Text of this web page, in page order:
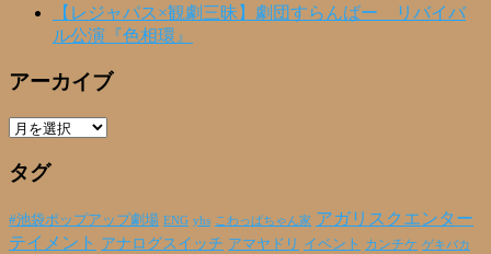
【レジャパス×観劇三昧】劇団すらんばー リバイバ
ル公演『色相環』
アーカイブ
ア
カ
ブ
タグ
#池袋ポップアップ劇場 ENG yhs こわっぱちゃん家 アガリスクエンター
テイメント アナログスイッチ アマヤドリ イベント カンチケ ゲキバカ